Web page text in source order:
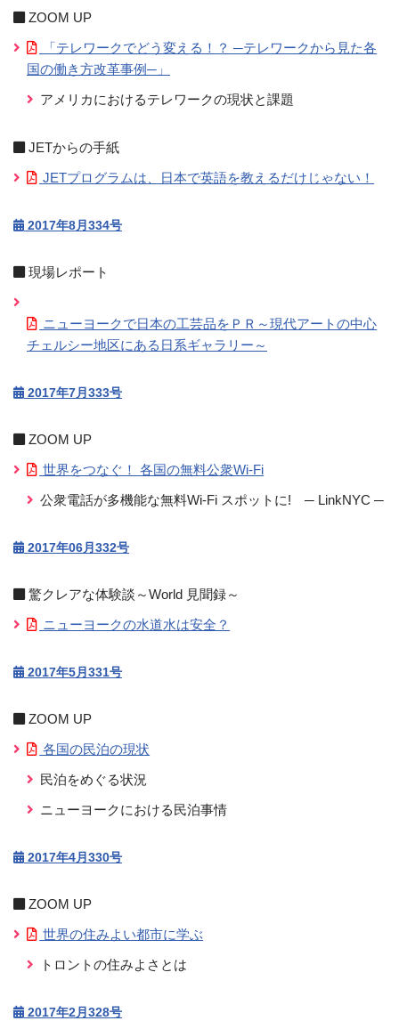
ZOOM UP
「テレワークでどう変える！？ ─テレワークから見た各
国の働き方改革事例─」
アメリカにおけるテレワークの現状と課題
JETからの手紙
JETプログラムは、日本で英語を教えるだけじゃない！
2017年8月334号
現場レポート
ニューヨークで日本の工芸品をＰＲ～現代アートの中心
チェルシー地区にある日系ギャラリー～
2017年7月333号
ZOOM UP
世界をつなぐ！ 各国の無料公衆Wi-Fi
公衆電話が多機能な無料Wi-Fi スポットに! ─ LinkNYC ─
2017年06月332号
驚クレアな体験談～World 見聞録～
ニューヨークの水道水は安全？
2017年5月331号
ZOOM UP
各国の民泊の現状
民泊をめぐる状況
ニューヨークにおける民泊事情
2017年4月330号
ZOOM UP
世界の住みよい都市に学ぶ
トロントの住みよさとは
2017年2月328号